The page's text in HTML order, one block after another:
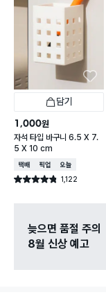
담기
1,000원
자석 타입 바구니 6.5 X 7.
5 X 10 cm
택배배송매장픽업오늘배송
별점 4.8점 1,122
건 작성
늦으면 품절 주의
8월 신상 예고